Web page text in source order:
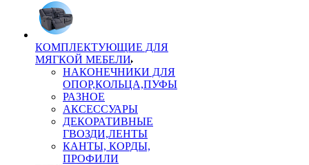
КОМПЛЕКТУЮЩИЕ ДЛЯ
МЯГКОЙ МЕБЕЛИ
НАКОНЕЧНИКИ ДЛЯ
ОПОР,КОЛЬЦА,ПУФЫ
РАЗНОЕ
АКСЕССУАРЫ
ДЕКОРАТИВНЫЕ
ГВОЗДИ,ЛЕНТЫ
КАНТЫ, КОРДЫ,
ПРОФИЛИ